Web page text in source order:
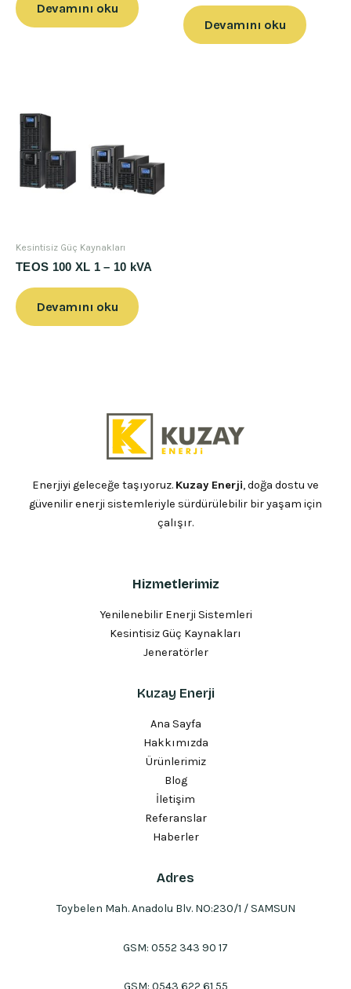
Devamını oku
Devamını oku
Kesintisiz Güç Kaynakları
TEOS 100 XL 1 – 10 kVA
Devamını oku
Enerjiyi geleceğe taşıyoruz. Kuzay Enerji, doğa dostu ve
güvenilir enerji sistemleriyle sürdürülebilir bir yaşam için
çalışır.
Hizmetlerimiz
Yenilenebilir Enerji Sistemleri
Kesintisiz Güç Kaynakları
Jeneratörler
Kuzay Enerji
Ana Sayfa
Hakkımızda
Ürünlerimiz
Blog
İletişim
Referanslar
Haberler
Adres
Toybelen Mah. Anadolu Blv. NO:230/1 / SAMSUN
GSM: 0552 343 90 17